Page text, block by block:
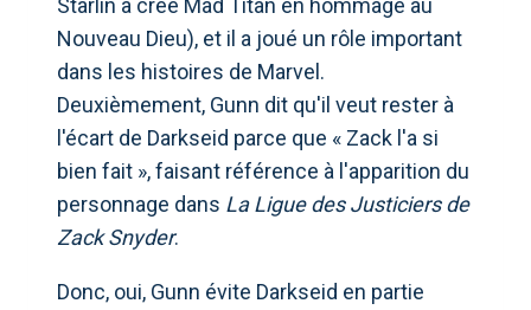
Nouveau Dieu), et il a joué un rôle important
dans les histoires de Marvel.
Deuxièmement, Gunn dit qu'il veut rester à
l'écart de Darkseid parce que « Zack l'a si
bien fait », faisant référence à l'apparition du
personnage dans La Ligue des Justiciers de
Zack Snyder.
Donc, oui, Gunn évite Darkseid en partie